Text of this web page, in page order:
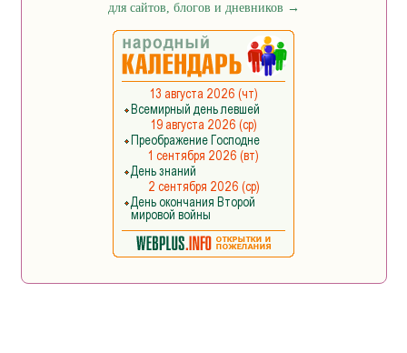
для сайтов, блогов и дневников →